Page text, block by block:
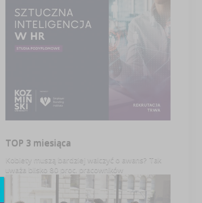
TOP 3 miesiąca
Kobiety muszą bardziej walczyć o awans? Tak
uważa blisko 80 proc. pracowników